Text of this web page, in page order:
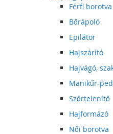
Férfi borotva
Bőrápoló
Epilátor
Hajszárító
Hajvágó,
Manikűr-
Szőrtelenítő
Hajformázó
Női borotva